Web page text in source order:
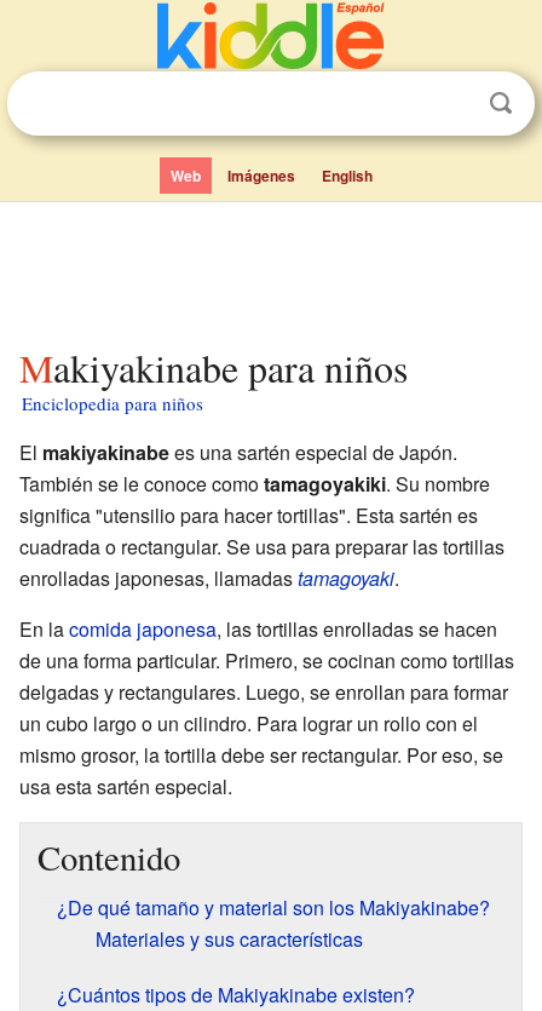
Web Imágenes English
Makiyakinabe para niños
Enciclopedia para niños
El makiyakinabees una sartén especial de Japón.
También se le conoce comotamagoyakiki. Su nombre
significa "utensilio para hacer tortillas". Esta sartén es
cuadrada o rectangular. Se usa para preparar las tortillas
enrolladas japonesas, llamadastamagoyaki.
En lacomida japonesa, las tortillas enrolladas se hacen
de una forma particular. Primero, se cocinan como tortillas
delgadas y rectangulares. Luego, se enrollan para formar
un cubo largo o un cilindro. Para lograr un rollo con el
mismo grosor, la tortilla debe ser rectangular. Por eso, se
usa esta sartén especial.
Contenido
¿De qué tamaño y material son los Makiyakinabe?
Materiales y sus características
¿Cuántos tipos de Makiyakinabe existen?